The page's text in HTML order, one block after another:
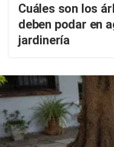
Cuáles son los
deben podar en
jardinería